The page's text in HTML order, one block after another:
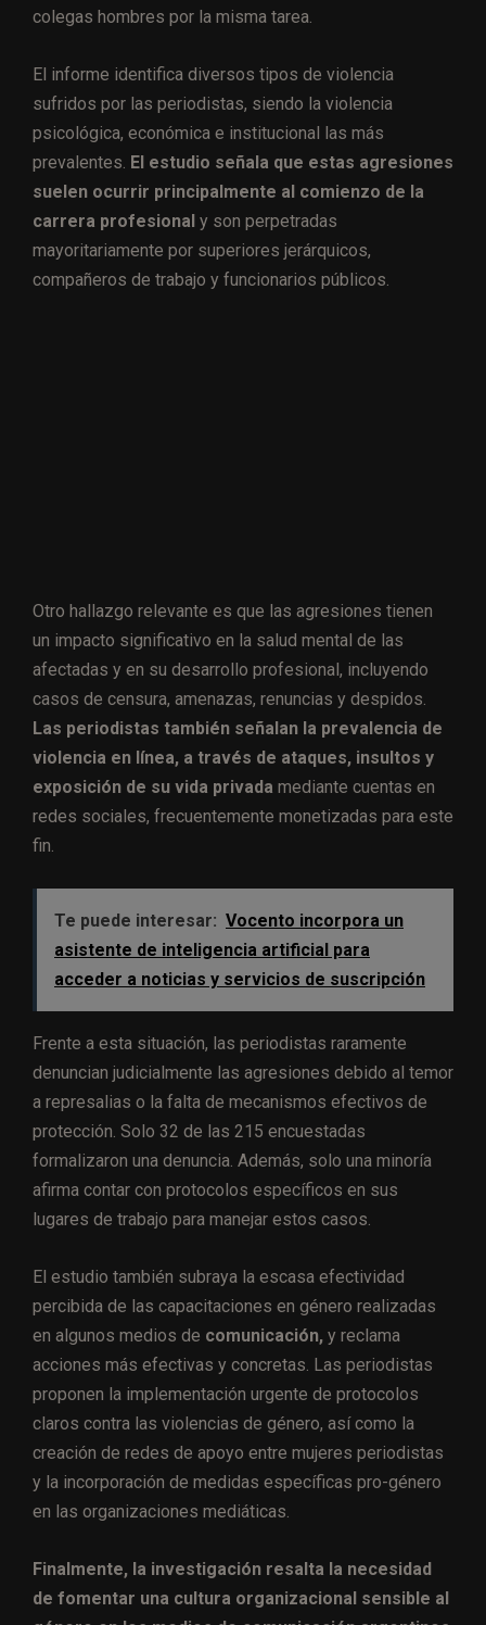
colegas hombres por la misma tarea.
El informe identifica diversos tipos de violencia
sufridos por las periodistas, siendo la violencia
psicológica, económica e institucional las más
prevalentes. El estudio señala que estas agresiones
suelen ocurrir principalmente al comienzo de la
carrera profesional y son perpetradas
mayoritariamente por superiores jerárquicos,
compañeros de trabajo y funcionarios públicos.
Otro hallazgo relevante es que las agresiones tienen
un impacto significativo en la salud mental de las
afectadas y en su desarrollo profesional, incluyendo
casos de censura, amenazas, renuncias y despidos.
Las periodistas también señalan la prevalencia de
violencia en línea, a través de ataques, insultos y
exposición de su vida privada mediante cuentas en
redes sociales, frecuentemente monetizadas para este
fin.
Te puede interesar: Vocento incorpora un
asistente de inteligencia artificial para
acceder a noticias y servicios de suscripción
Frente a esta situación, las periodistas raramente
denuncian judicialmente las agresiones debido al temor
a represalias o la falta de mecanismos efectivos de
protección. Solo 32 de las 215 encuestadas
formalizaron una denuncia. Además, solo una minoría
afirma contar con protocolos específicos en sus
lugares de trabajo para manejar estos casos.
El estudio también subraya la escasa efectividad
percibida de las capacitaciones en género realizadas
en algunos medios de comunicación, y reclama
acciones más efectivas y concretas. Las periodistas
proponen la implementación urgente de protocolos
claros contra las violencias de género, así como la
creación de redes de apoyo entre mujeres periodistas
y la incorporación de medidas específicas pro-género
en las organizaciones mediáticas.
Finalmente, la investigación resalta la necesidad
de fomentar una cultura organizacional sensible al